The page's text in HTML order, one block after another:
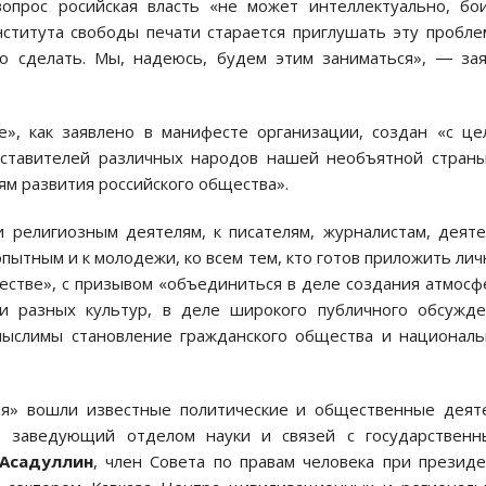
росийская власть «не может интеллектуально,
свободы печати старается приглушать эту
сделать. Мы, надеюсь, будем этим заниматься», ―
как заявлено в манифесте организации, создан «с
различных народов нашей необъятной
развития российского общества».
деятелям, к писателям, журналистам,
и к молодежи, ко всем тем, кто готов приложить
с призывом «объединиться в деле создания
культур, в деле широкого публичного
становление гражданского общества и
вошли известные политические и общественные
отделом науки и связей с
, член Совета по правам человека при